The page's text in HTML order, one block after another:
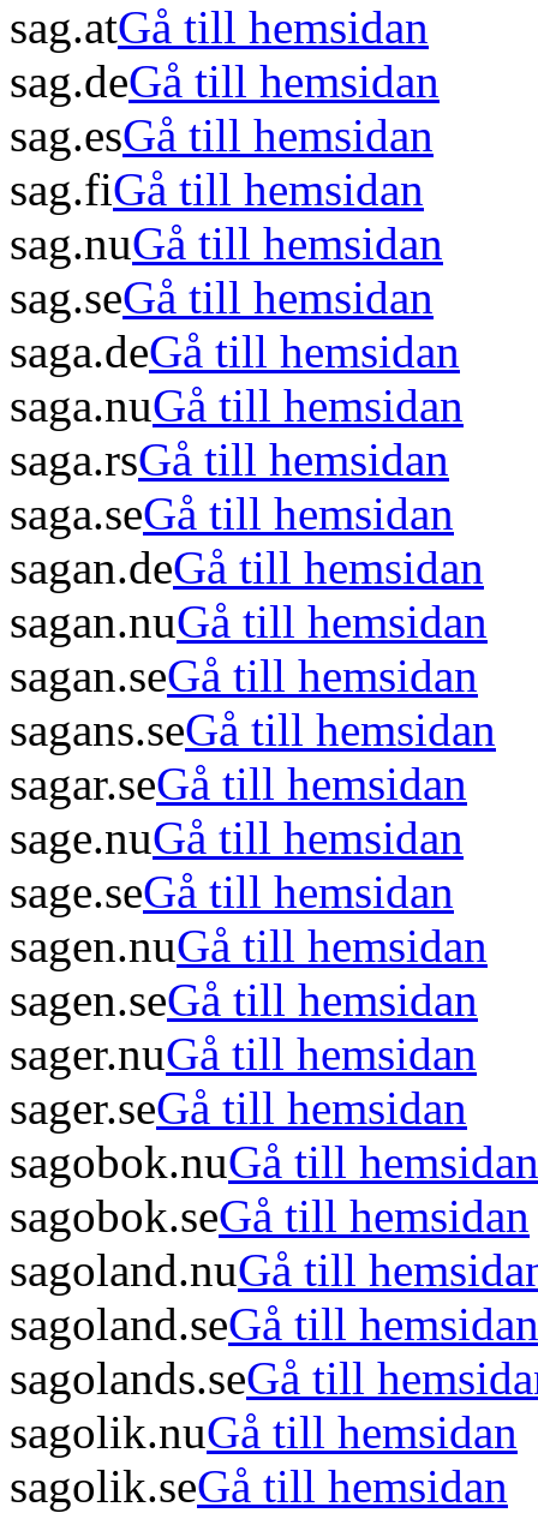
sag.atGå till hemsidan
sag.deGå till hemsidan
sag.esGå till hemsidan
sag.fiGå till hemsidan
sag.nuGå till hemsidan
sag.seGå till hemsidan
saga.deGå till hemsidan
saga.nuGå till hemsidan
saga.rsGå till hemsidan
saga.seGå till hemsidan
sagan.deGå till hemsidan
sagan.nuGå till hemsidan
sagan.seGå till hemsidan
sagans.seGå till hemsidan
sagar.seGå till hemsidan
sage.nuGå till hemsidan
sage.seGå till hemsidan
sagen.nuGå till hemsidan
sagen.seGå till hemsidan
sager.nuGå till hemsidan
sager.seGå till hemsidan
sagobok.nuGå till hemsidan
sagobok.seGå till hemsidan
sagoland.nuGå till
sagoland.seGå till hemsidan
sagolands.seGå till
sagolik.nuGå till hemsidan
sagolik.seGå till hemsidan